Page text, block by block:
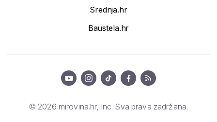
Srednja.hr
Baustela.hr
© 2026 mirovina.hr, Inc. Sva prava zadržana.